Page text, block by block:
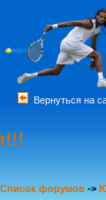
Вернуться на
Список форумов ->